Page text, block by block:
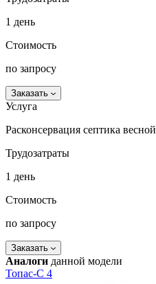
1 день
Стоимость
по запросу
Заказать
Услуга
Расконсервация септика весной
Трудозатраты
1 день
Стоимость
по запросу
Заказать
Аналоги данной модели
Топас-С 4